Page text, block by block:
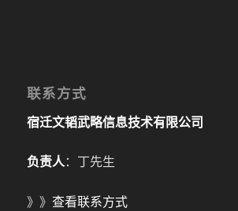
联系方式
宿迁文韬武略信息技术有限公司
负责人：丁先生
》》 查看联系方式